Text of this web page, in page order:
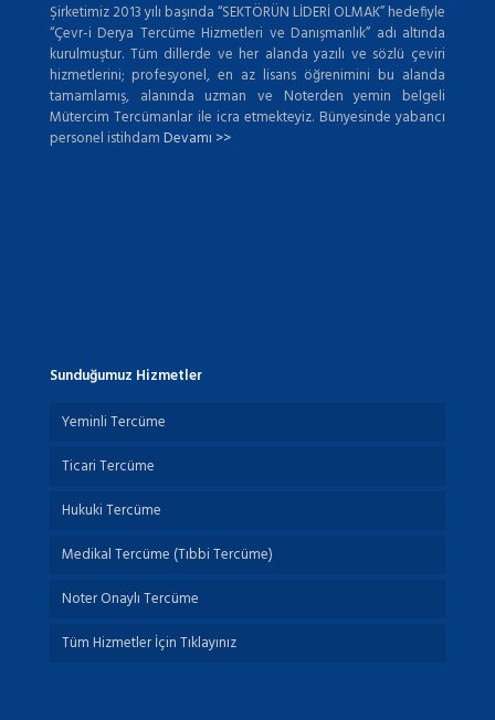
Şirketimiz 2013 yılı başında “SEKTÖRÜN LİDERİ OLMAK” hedefiyle
“Çevr-i Derya Tercüme Hizmetleri ve Danışmanlık” adı altında
kurulmuştur. Tüm dillerde ve her alanda yazılı ve sözlü çeviri
hizmetlerini; profesyonel, en az lisans öğrenimini bu alanda
tamamlamış, alanında uzman ve Noterden yemin belgeli
Mütercim Tercümanlar ile icra etmekteyiz. Bünyesinde yabancı
personel istihdamDevamı >>
Sunduğumuz Hizmetler
Yeminli Tercüme
Ticari Tercüme
Hukuki Tercüme
Medikal Tercüme (Tıbbi Tercüme)
Noter Onaylı Tercüme
Tüm Hizmetler İçin Tıklayınız